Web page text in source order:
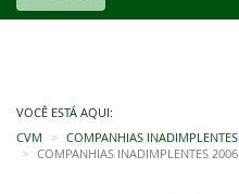
VOCÊ ESTÁ AQUI:
CVM
COMPANHIAS INADIMPLENTES
COMPANHIAS INADIMPLENTES 2006